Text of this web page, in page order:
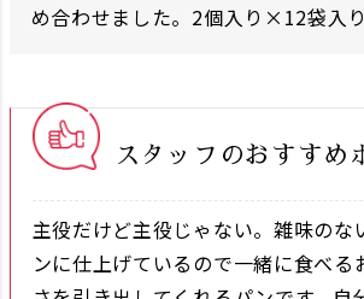
め合わせました。2個入り×12袋入り
スタッフのおすすめ
主役だけど主役じゃない。雑味のな
ンに仕上げているので一緒に食べる